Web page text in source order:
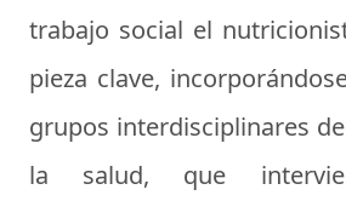
trabajo social el
pieza clave,
grupos interdisciplinares
la salud, que